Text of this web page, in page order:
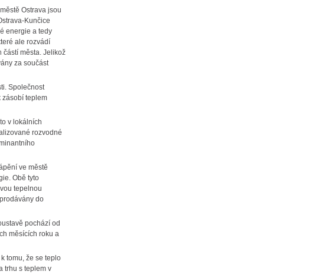
Ostrava jsou
Kunčice
energie a tedy
ale rozvádí
částí města. Jelikož
za součást
Společnost
zásobí teplem
v lokálních
rozvodné
ve městě
Obě tyto
tepelnou
do
pochází od
měsících roku a
tomu, že se teplo
trhu s teplem v